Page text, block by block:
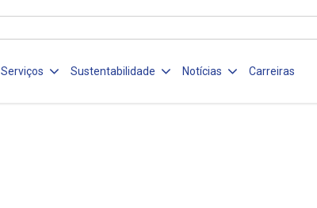
Serviços Sustentabilidade Notícias Carreiras